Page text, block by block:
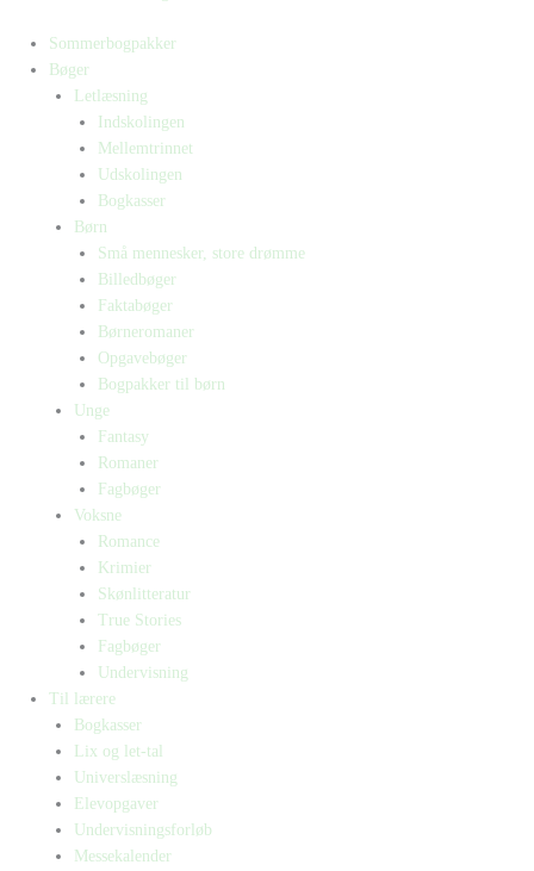
Sommerbogpakker
Bøger
Letlæsning
Indskolingen
Mellemtrinnet
Udskolingen
Bogkasser
Børn
Små mennesker, store drømme
Billedbøger
Faktabøger
Børneromaner
Opgavebøger
Bogpakker til børn
Unge
Fantasy
Romaner
Fagbøger
Voksne
Romance
Krimier
Skønlitteratur
True Stories
Fagbøger
Undervisning
Til lærere
Bogkasser
Lix og let-tal
Universlæsning
Elevopgaver
Undervisningsforløb
Messekalender